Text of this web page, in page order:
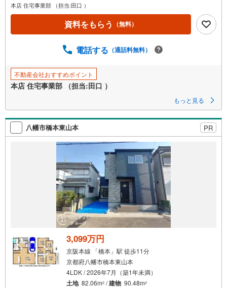
本店 住宅事業部 （担当:田口 ）
資料をもらう （無料）
電話する （通話料無料）
不動産会社おすすめポイント
本店 住宅事業部 （担当:田口 ）
もっと見る
八幡市橋本東山本 PR
3,099万円
京阪本線 「橋本」駅 徒歩11分
京都府八幡市橋本東山本
4LDK / 2026年7月（築1年未満）
土地 82.06m2 /建物 90.48m2